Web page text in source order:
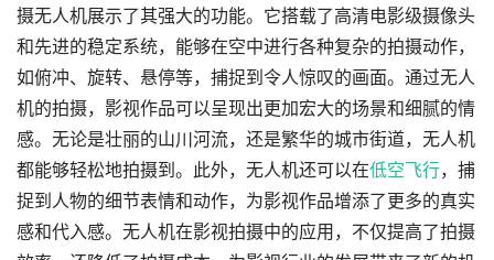
摄无人机展示了其强大的功能。它搭载了高清电影级摄像头
和先进的稳定系统，能够在空中进行各种复杂的拍摄动作，
如俯冲、旋转、悬停等，捕捉到令人惊叹的画面。通过无人
机的拍摄，影视作品可以呈现出更加宏大的场景和细腻的情
感。无论是壮丽的山川河流，还是繁华的城市街道，无人机
都能够轻松地拍摄到。此外，无人机还可以在低空飞行，捕
捉到人物的细节表情和动作，为影视作品增添了更多的真实
感和代入感。无人机在影视拍摄中的应用，不仅提高了拍摄